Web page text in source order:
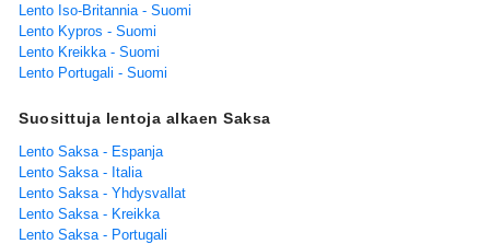
Lento Iso-Britannia - Suomi
Lento Kypros - Suomi
Lento Kreikka - Suomi
Lento Portugali - Suomi
Suosittuja lentoja alkaen Saksa
Lento Saksa - Espanja
Lento Saksa - Italia
Lento Saksa - Yhdysvallat
Lento Saksa - Kreikka
Lento Saksa - Portugali